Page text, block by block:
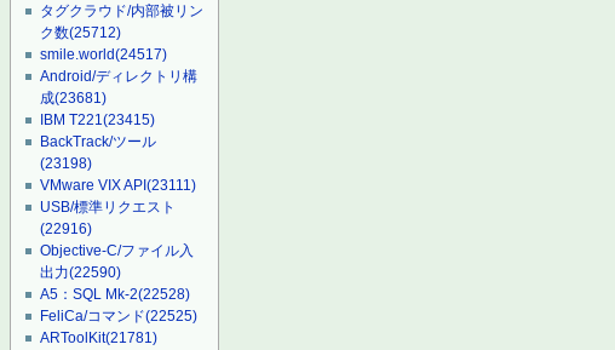
タグクラウド/内部被リン
ク数(25712)
smile.world(24517)
Android/ディレクトリ構
成(23681)
IBM T221(23415)
BackTrack/ツール
(23198)
VMware VIX API(23111)
USB/標準リクエスト
(22916)
Objective-C/ファイル入
出力(22590)
A5：SQL Mk-2(22528)
FeliCa/コマンド(22525)
ARToolKit(21781)